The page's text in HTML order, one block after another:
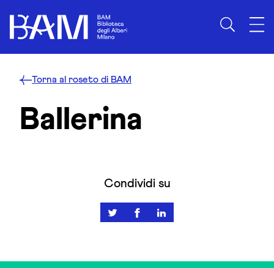
Torna al roseto di BAM
Ballerina
Condividi su